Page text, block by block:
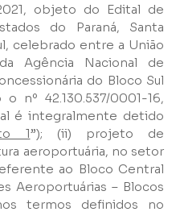
objeto do Edital de
do Paraná, Santa
celebrado entre a União
Agência Nacional de
do Bloco Sul
nº 42.130.537/0001-16,
é integralmente detido
1”); (ii) projeto de
aeroportuária, no setor
ao Bloco Central
Aeroportuárias – Blocos
termos definidos no